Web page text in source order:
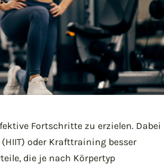
Fortschritte zu erzielen. Dabei
oder Krafttraining besser
die je nach Körpertyp